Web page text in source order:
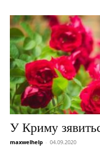
У Криму
maxwelhelp - 04.09.2020